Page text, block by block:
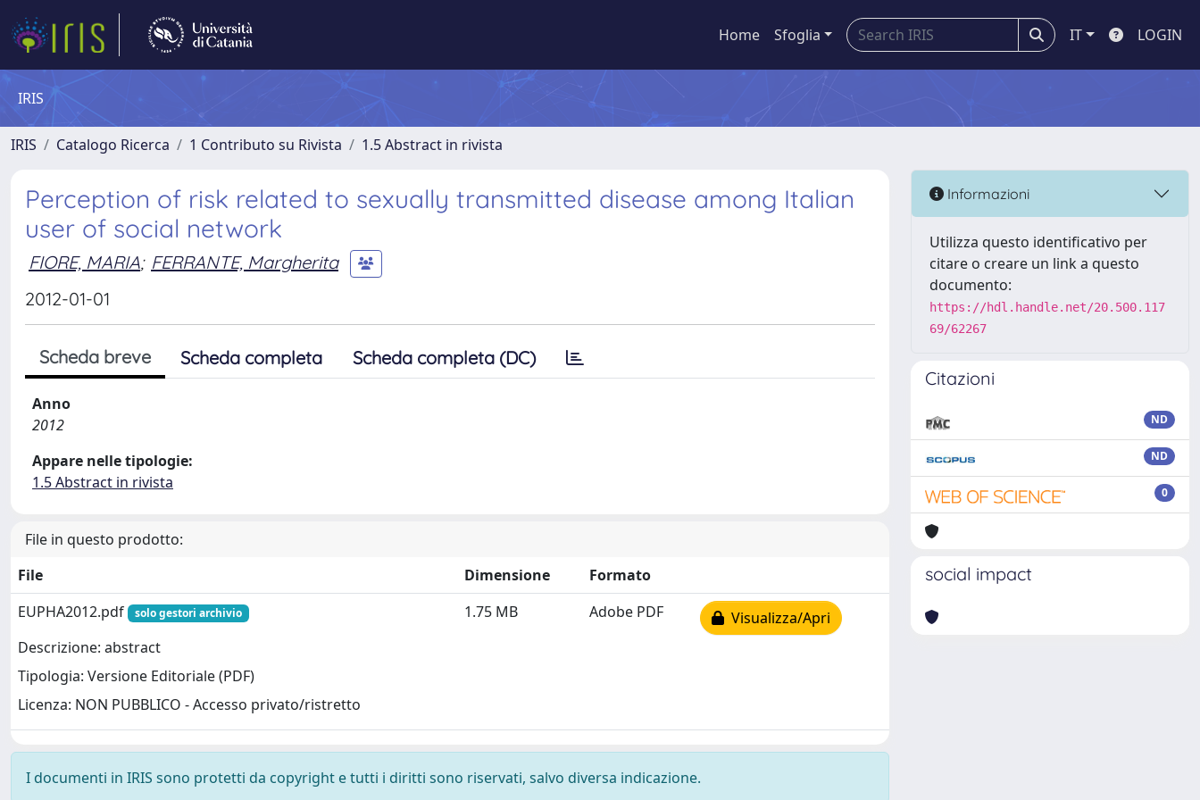
Home Sfoglia IT LOGIN
IRIS
IRIS Catalogo Ricerca 1 Contributo su Rivista 1.5 Abstract in rivista
Perception of risk related to sexually transmitted disease among Italian
user of social network
FIORE, MARIA; FERRANTE, Margherita
2012-01-01
Scheda breve Scheda completa Scheda completa (DC)
Anno
2012
Appare nelle tipologie:
1.5 Abstract in rivista
File in questo prodotto:
File
Dimensione
Formato
EUPHA2012.pdf
solo gestori archivio
Descrizione: abstract
Tipologia: Versione Editoriale (PDF)
Licenza: NON PUBBLICO - Accesso privato/ristretto
1.75 MB Adobe PDF Visualizza/Apri
I documenti in IRIS sono protetti da copyright e tutti i diritti sono riservati, salvo diversa indicazione.
Informazioni
Utilizza questo identificativo per
citare o creare un link a questo
documento:
https://hdl.handle.net/20.500.117
69/62267
Citazioni
ND
ND
0
social impact